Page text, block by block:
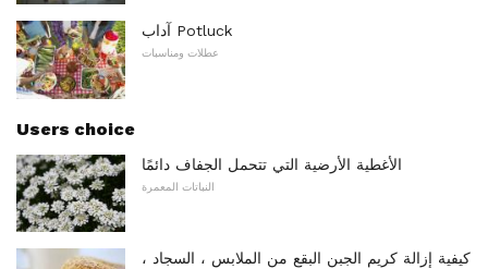
آداب Potluck
عطلات ومناسبات
Users choice
الأغطية الأرضية التي تتحمل الجفاف دائمًا
النباتات المعمرة
كيفية إزالة كريم الجبن البقع من الملابس ، السجاد ،